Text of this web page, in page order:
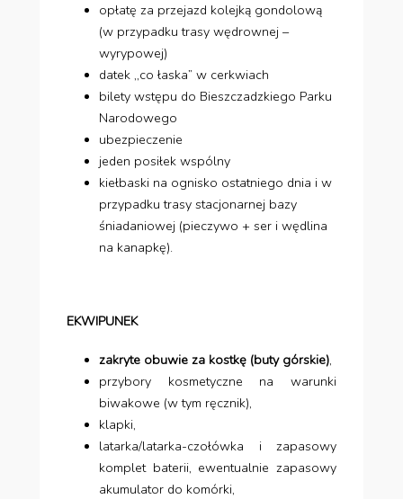
opłatę za przejazd kolejką gondolową
(w przypadku trasy wędrownej –
wyrypowej)
datek ,,co łaska” w cerkwiach
bilety wstępu do Bieszczadzkiego Parku
Narodowego
ubezpieczenie
jeden posiłek wspólny
kiełbaski na ognisko ostatniego dnia i w
przypadku trasy stacjonarnej bazy
śniadaniowej (pieczywo + ser i wędlina
na kanapkę).
EKWIPUNEK
zakryte obuwie za kostkę (buty górskie),
przybory kosmetyczne na warunki
biwakowe (w tym ręcznik),
klapki,
latarka/latarka-czołówka i zapasowy
komplet baterii, ewentualnie zapasowy
akumulator do komórki,